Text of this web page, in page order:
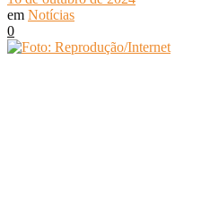
em Notícias
0